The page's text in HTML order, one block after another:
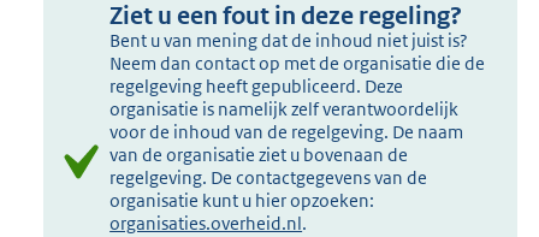
Ziet u een fout in deze regeling?
Bent u van mening dat de inhoud niet juist is?
Neem dan contact op met de organisatie die de
regelgeving heeft gepubliceerd. Deze
organisatie is namelijk zelf verantwoordelijk
voor de inhoud van de regelgeving. De naam
van de organisatie ziet u bovenaan de
regelgeving. De contactgegevens van de
organisatie kunt u hier opzoeken:
organisaties.overheid.nl.